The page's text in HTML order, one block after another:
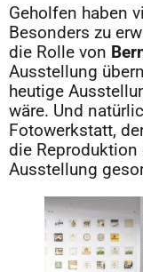
Geholfen haben
Besonders zu
die Rolle von
Ausstellung
heutige
wäre. Und
Fotowerkstatt,
die Reproduktion
Ausstellung